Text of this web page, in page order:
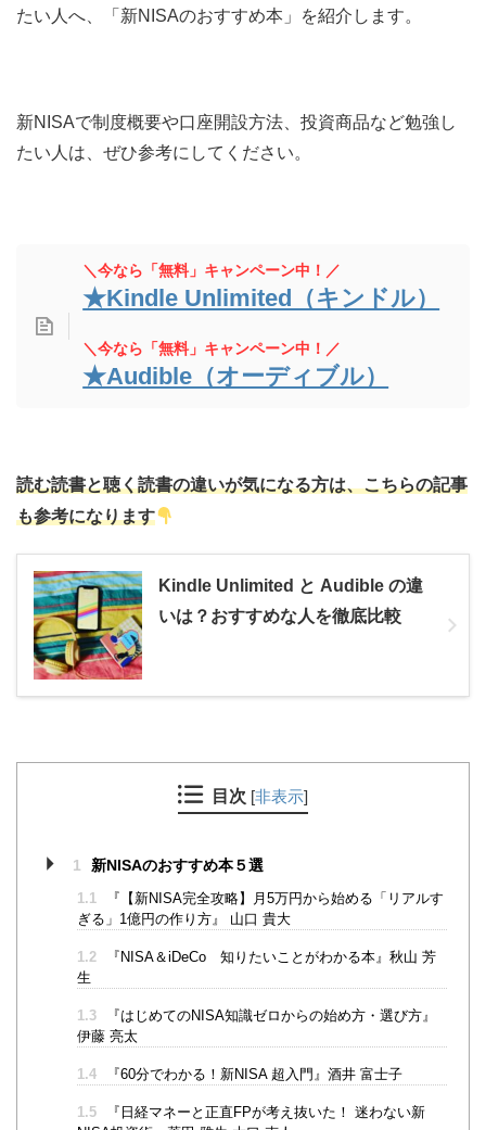
たい人へ、「新NISAのおすすめ本」を紹介します。
新NISAで制度概要や口座開設方法、投資商品など勉強し
たい人は、ぜひ参考にしてください。
＼今なら「無料」キャンペーン中！／
★Kindle Unlimited（キンドル）
＼今なら「無料」キャンペーン中！／
★Audible（オーディブル）
読む読書と聴く読書の違いが気になる方は、こちらの記事
も参考になります
Kindle Unlimited と Audible の違
いは？おすすめな人を徹底比較
目次 [非表示]
1 新NISAのおすすめ本５選
1.1
『【新NISA完全攻略】月5万円から始める「リアルす
ぎる」1億円の作り方』 山口 貴大
1.2
『NISA＆iDeCo 知りたいことがわかる本』秋山 芳
生
1.3
『はじめてのNISA知識ゼロからの始め方・選び方』
伊藤 亮太
1.4 『60分でわかる！新NISA 超入門』酒井 富士子
1.5
『日経マネーと正直FPが考え抜いた！ 迷わない新